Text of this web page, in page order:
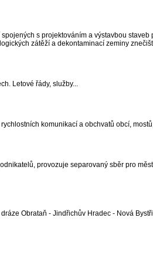
s projektováním a výstavbou
zátěží a dekontaminací zeminy
Letové řády, služby...
komunikací a obchvatů obcí,
provozuje separovaný sběr pro
Obrataň - Jindřichův Hradec - Nová